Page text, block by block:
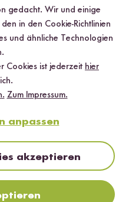
Sauce und Reis
gedacht. Wir und einige
in den Cookie-Richtlinien
und ähnliche Technologien
Cookies ist jederzeit hier
Zum Impressum.
anpassen
akzeptieren